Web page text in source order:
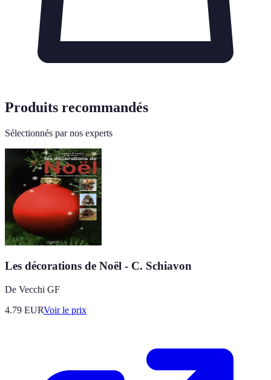
Produits recommandés
Sélectionnés par nos experts
Les décorations de Noël - C. Schiavon
De Vecchi GF
4.79 EURVoir le prix